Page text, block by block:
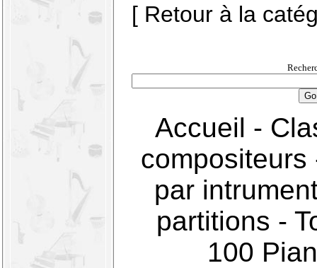
[ Retour à la
Accueil -
compositeurs
par
partitions -
100